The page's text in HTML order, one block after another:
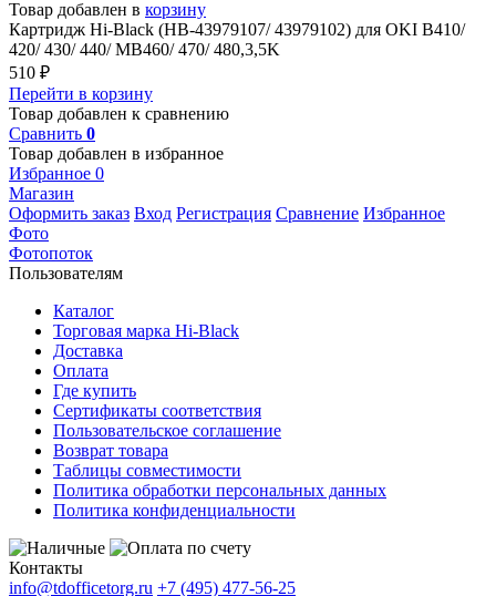
Товар добавлен в корзину
Картридж Hi-Black (HB-43979107/ 43979102) для OKI B410/
420/ 430/ 440/ MB460/ 470/ 480,3,5K
510 ₽
Перейти в корзину
Товар добавлен к сравнению
Сравнить 0
Товар добавлен в избранное
Избранное 0
Магазин
Оформить заказ Вход Регистрация Сравнение Избранное
Фото
Фотопоток
Пользователям
Каталог
Торговая марка Hi-Black
Доставка
Оплата
Где купить
Сертификаты соответствия
Пользовательское соглашение
Возврат товара
Таблицы совместимости
Политика обработки персональных данных
Политика конфиденциальности
Контакты
info@tdofficetorg.ru +7 (495) 477-56-25